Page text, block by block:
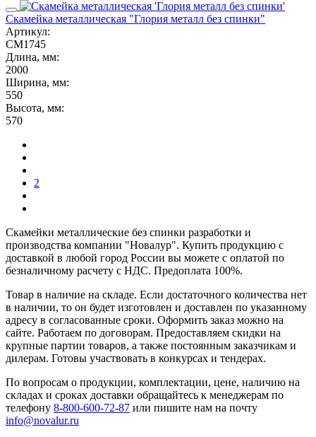
Скамейка металлическая "Глория металл без спинки"
Артикул:
СМ1745
Длина, мм:
2000
Ширина, мм:
550
Высота, мм:
570
2
Скамейки металлические без спинки разработки и
производства компании "Новалур". Купить продукцию с
доставкой в любой город России вы можете с оплатой по
безналичному расчету с НДС. Предоплата 100%.
Товар в наличие на складе. Если достаточного количества нет
в наличии, то он будет изготовлен и доставлен по указанному
адресу в согласованные сроки. Оформить заказ можно на
сайте. Работаем по договорам. Предоставляем скидки на
крупные партии товаров, а также постоянным заказчикам и
дилерам. Готовы участвовать в конкурсах и тендерах.
По вопросам о продукции, комплектации, цене, наличию на
складах и сроках доставки обращайтесь к менеджерам по
телефону 8-800-600-72-87 или пишите нам на почту
info@novalur.ru